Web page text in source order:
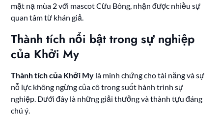
mặt nạ mùa 2 với mascot Cừu Bông, nhận được nhiều sự
quan tâm từ khán giả.
Thành tích nổi bật trong sự nghiệp
của Khởi My
Thành tích của Khởi My là minh chứng cho tài năng và sự
nỗ lực không ngừng của cô trong suốt hành trình sự
nghiệp. Dưới đây là những giải thưởng và thành tựu đáng
chú ý.